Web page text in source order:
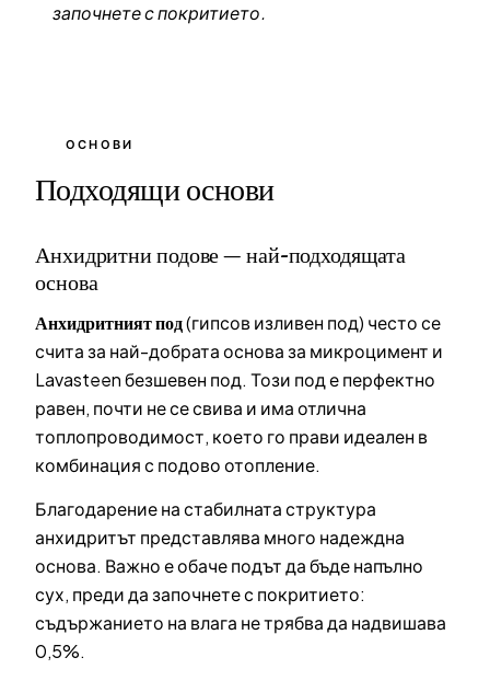
започнете с покритието.
ОСНОВИ
Подходящи основи
Анхидритни подове — най-подходящата
основа
Анхидритният под(гипсов изливен под) често се
счита за най-добрата основа за микроцимент и
Lavasteen безшевен под. Този под е перфектно
равен, почти не се свива и има отлична
топлопроводимост, което го прави идеален в
комбинация с подово отопление.
Благодарение на стабилната структура
анхидритът представлява много надеждна
основа. Важно е обаче подът да бъде напълно
сух, преди да започнете с покритието:
съдържанието на влага не трябва да надвишава
0,5%.